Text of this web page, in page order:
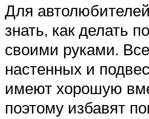
Для
знать, как делать
своими руками.
настенных и
имеют хорошую
поэтому избавят